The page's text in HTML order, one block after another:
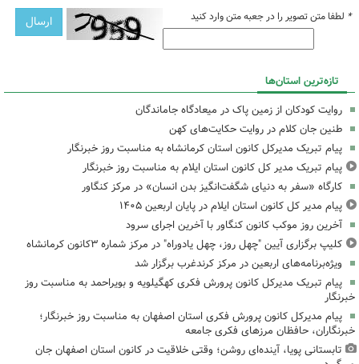
* لطفا متن تصویر را در جعبه متن وارد کنید
تازه‌ترین استان‌ها
روایت کودکان از زمین پاک در میعادگاه جاماندگان
طنین جان کلام در روایت حکایت‌های کهن
پیام تبریک مدیرکل کانون استان کرمانشاه به مناسبت روز خبرنگار
پیام تبریک مدیر کل کانون استان ایلام به مناسبت روز خبرنگار
کارگاه «سفر به دنیای شگفت‌انگیز بدن انسان» در مرکز کنگاور
پیام مدیر کل کانون استان ایلام در پایان اربعین ۱۴۰۵
آخرین روز موکب کانون کنگاور با آخرین اجرای سرود
کلیپ برگزاری آیین "چهل روز، چهل یادوراه" در مرکز شماره ۳کانون کرمانشاه
ویژه‌برنامه‌های اربعین در مرکز کرندغرب برگزار شد
پیام تبریک مدیرکل کانون پرورش فکری کهگیلویه و بویراحمد به مناسبت روز
خبرنگار
پیام مدیرکل کانون پرورش فکری استان اصفهان به مناسبت روز خبرنگار؛
خبرنگاران، حافظان مرزهای فکری جامعه
تابستانی پویا، آینده‌ای روشن؛ وقتی خلاقیت در کانون استان اصفهان جان